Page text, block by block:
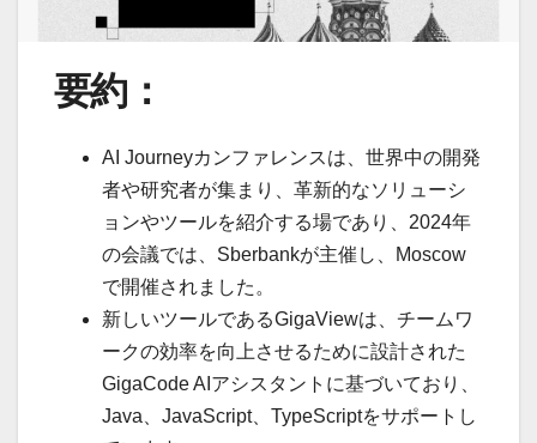
要約：
AI Journeyカンファレンスは、世界中の開発
者や研究者が集まり、革新的なソリューシ
ョンやツールを紹介する場であり、2024年
の会議では、Sberbankが主催し、Moscow
で開催されました。
新しいツールであるGigaViewは、チームワ
ークの効率を向上させるために設計された
GigaCode AIアシスタントに基づいており、
Java、JavaScript、TypeScriptをサポートし